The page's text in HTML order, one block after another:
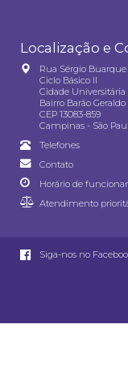
Localização e
Rua Sérgio
Ciclo Básico II
Cidade
Bairro Barão Geraldo
CEP 13083-859
Campinas - São
Telefones
Contato
Horário de
Atendimento
Siga-nos no